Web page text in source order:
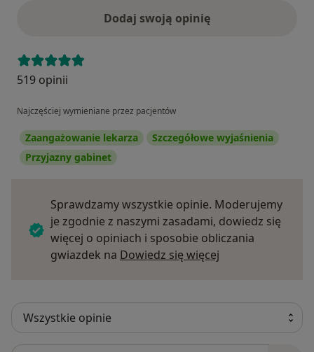
Dodaj swoją opinię
519 opinii
Najczęściej wymieniane przez pacjentów
Zaangażowanie lekarza
Szczegółowe wyjaśnienia
Przyjazny gabinet
Sprawdzamy wszystkie opinie. Moderujemy
je zgodnie z naszymi zasadami, dowiedz się
więcej o opiniach i sposobie obliczania
gwiazdek na Dowiedz się więcej